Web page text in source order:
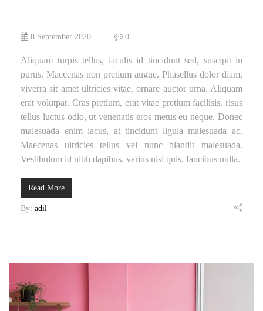
8 September 2020 0
Aliquam turpis tellus, iaculis id tincidunt sed, suscipit in
purus. Maecenas non pretium augue. Phasellus dolor diam,
viverra sit amet ultricies vitae, ornare auctor urna. Aliquam
erat volutpat. Cras pretium, erat vitae pretium facilisis, risus
tellus luctus odio, ut venenatis eros metus eu neque. Donec
malesuada enim lacus, at tincidunt ligula malesuada ac.
Maecenas ultricies tellus vel nunc blandit malesuada.
Vestibulum id nibh dapibus, varius nisi quis, faucibus nulla.
Read More
By: adil